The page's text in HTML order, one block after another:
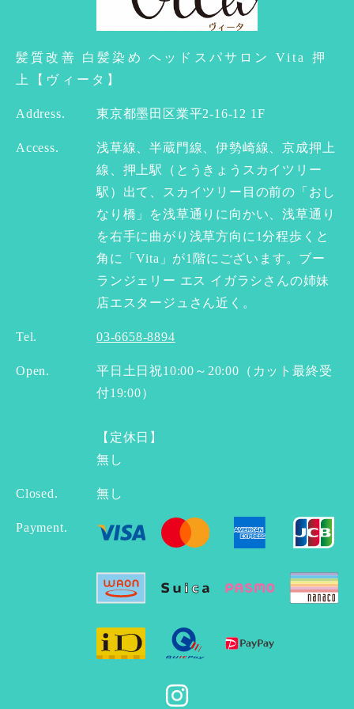
髪質改善 白髪染め ヘッドスパサロン Vita 押
上【ヴィータ】
Address. 東京都墨田区業平2-16-12 1F
Access.
浅草線、半蔵門線、伊勢崎線、京成押上
線、押上駅（とうきょうスカイツリー
駅）出て、スカイツリー目の前の「おし
なり橋」を浅草通りに向かい、浅草通り
を右手に曲がり浅草方向に1分程歩くと
角に「Vita」が1階にございます。ブー
ランジェリー エス イガラシさんの姉妹
店エスタージュさん近く。
Tel. 03-6658-8894
Open.
平日土日祝10:00～20:00（カット最終受
付19:00）
【定休日】
無し
Closed. 無し
Payment.